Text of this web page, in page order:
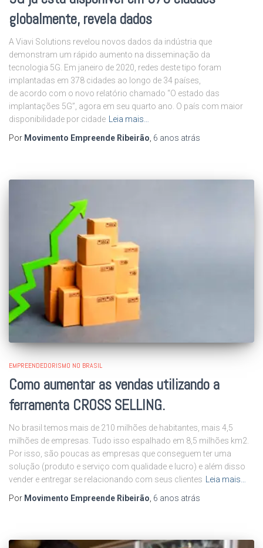
globalmente, revela dados
A Viavi Solutions revelou novos dados da indústria que
demonstram um rápido aumento na disseminação da
tecnologia 5G. Em janeiro de 2020, redes deste tipo foram
implantadas em 378 cidades ao longo de 34 países,
de acordo com o novo relatório chamado “O estado das
implantações 5G”, agora em seu quarto ano. O país com maior
disponibilidade por cidade Leia mais…
Por Movimento Empreende Ribeirão 6 anos atrás
EMPREENDEDORISMO NO BRASIL
Como aumentar as vendas utilizando a
ferramenta CROSS SELLING.
No brasil temos mais de 210 milhões de habitantes, mais 4,5
milhões de empresas. Tudo isso espalhado em 8,5 milhões km2.
Por isso, são poucas as empresas que conseguem ter uma
solução (produto e serviço com qualidade e lucro) e além disso
vender e entregar se relacionando com seus clientes Leia mais…
Por Movimento Empreende Ribeirão, 6 anos atrás